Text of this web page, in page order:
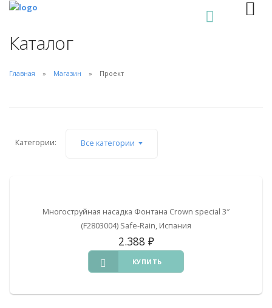
Каталог
Главная Магазин Проект
Категории: Все категории
Многоструйная насадка Фонтана Crown special 3″
(F2803004) Safe-Rain, Испания
2.388 ₽
КУПИТЬ